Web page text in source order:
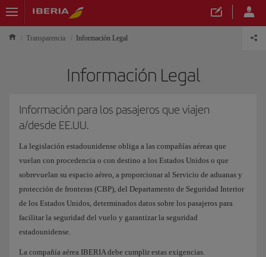
Transparencia Información Legal
Información Legal
Información para los pasajeros que viajen
a/desde EE.UU.
La legislación estadounidense obliga a las compañías aéreas que
vuelan con procedencia o con destino a los Estados Unidos o que
sobrevuelan su espacio aéreo, a proporcionar al Servicio de aduanas y
protección de fronteras (CBP), del Departamento de Seguridad Interior
de los Estados Unidos, determinados datos sobre los pasajeros para
facilitar la seguridad del vuelo y garantizar la seguridad
estadounidense.
La compañía aérea IBERIA debe cumplir estas exigencias.